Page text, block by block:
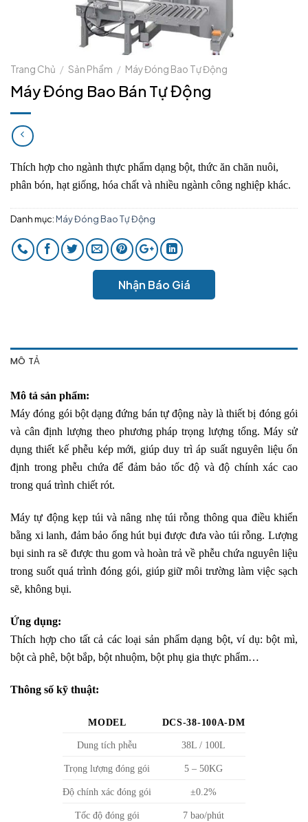
Trang Chủ / Sản Phẩm / Máy Đóng Bao Tự Động
Máy Đóng Bao Bán Tự Động
Thích hợp cho ngành thực phẩm dạng bột, thức ăn chăn nuôi,
phân bón, hạt giống, hóa chất và nhiều ngành công nghiệp khác.
Danh mục: Máy Đóng Bao Tự Động
Nhận Báo Giá
MÔ TẢ
Mô tả sản phẩm:
Máy đóng gói bột dạng đứng bán tự động này là thiết bị đóng gói
và cân định lượng theo phương pháp trọng lượng tổng. Máy sử
dụng thiết kế phễu kép mới, giúp duy trì áp suất nguyên liệu ổn
định trong phễu chứa để đảm bảo tốc độ và độ chính xác cao
trong quá trình chiết rót.
Máy tự động kẹp túi và nâng nhẹ túi rỗng thông qua điều khiển
bằng xi lanh, đảm bảo ống hút bụi được đưa vào túi rỗng. Lượng
bụi sinh ra sẽ được thu gom và hoàn trả về phễu chứa nguyên liệu
trong suốt quá trình đóng gói, giúp giữ môi trường làm việc sạch
sẽ, không bụi.
Ứng dụng:
Thích hợp cho tất cả các loại sản phẩm dạng bột, ví dụ: bột mì,
bột cà phê, bột bắp, bột nhuộm, bột phụ gia thực phẩm…
Thông số kỹ thuật:
MODEL DCS-38-100A-DM
Dung tích phễu 38L / 100L
Trọng lượng đóng gói 5 – 50KG
Độ chính xác đóng gói ±0.2%
Tốc độ đóng gói 7 bao/phút